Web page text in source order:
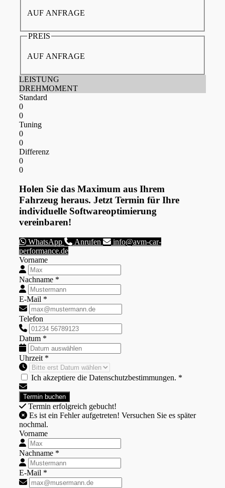
AUF ANFRAGE
PREIS
AUF ANFRAGE
LEISTUNG
DREHMOMENT
Standard
0
0
Tuning
0
0
Differenz
0
0
Holen Sie das Maximum aus Ihrem
Fahrzeug heraus. Jetzt Termin für Ihre
individuelle Softwareoptimierung
vereinbaren!
WhatsApp Anrufen
info@avm-car-
performance.de
Vorname
Nachname *
E-Mail *
Telefon
Datum *
Uhrzeit *
Ich akzeptiere die Datenschutzbestimmungen. *
Termin erfolgreich gebucht!
nochmal.
Vorname
Nachname *
E-Mail *